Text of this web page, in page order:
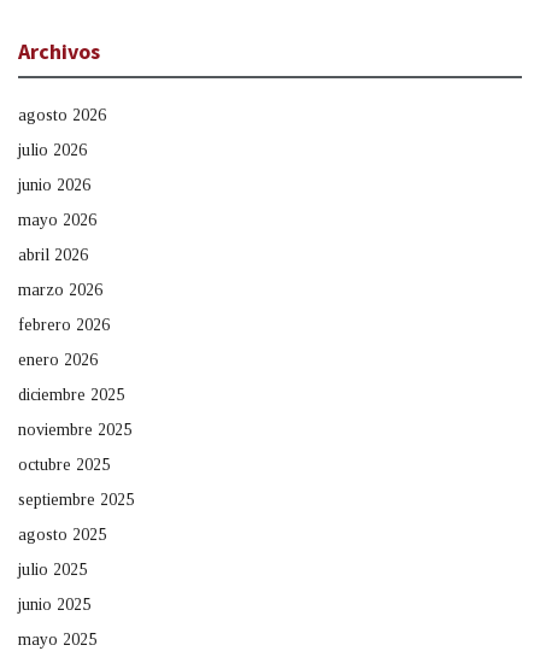
Archivos
agosto 2026
julio 2026
junio 2026
mayo 2026
abril 2026
marzo 2026
febrero 2026
enero 2026
diciembre 2025
noviembre 2025
octubre 2025
septiembre 2025
agosto 2025
julio 2025
junio 2025
mayo 2025